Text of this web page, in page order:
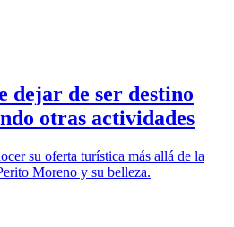
dejar de ser destino
otras actividades
su oferta turística más allá de la
Moreno y su belleza.